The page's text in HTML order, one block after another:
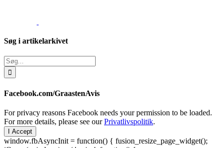
Søg i artikelarkivet
Søg
efter:
Facebook.com/GraastenAvis
For privacy reasons Facebook needs your permission to be loaded.
For more details, please see ourPrivatlivspolitik.
I Accept
window.fbAsyncInit = function() { fusion_resize_page_widget();